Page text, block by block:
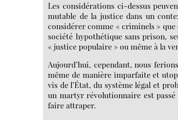
Les considérations ci-dessus
mutable de la justice dans un
considérer comme « criminels »
société hypothétique sans prison,
« justice populaire » ou même à la
Aujourd’hui, cependant, nous
même de manière imparfaite et
vis de l’État, du système légal et
un martyr révolutionnaire est
faire attraper.